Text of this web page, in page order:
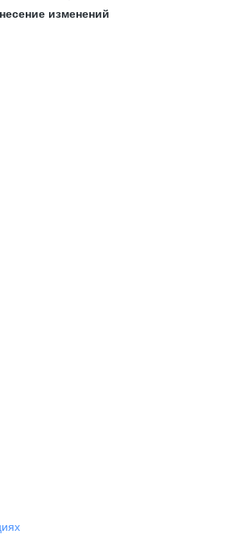
изменений